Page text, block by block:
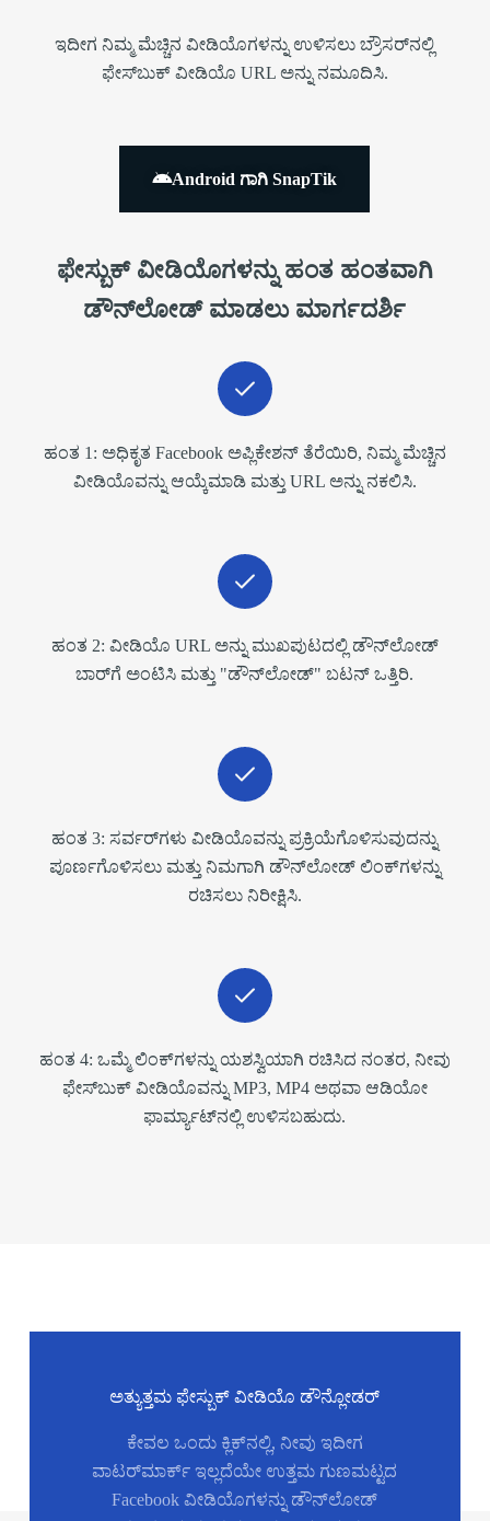
ಇದೀಗ ನಿಮ್ಮ ಮೆಚ್ಚಿನ ವೀಡಿಯೊಗಳನ್ನು ಉಳಿಸಲು ಬ್ರೌಸರ್‌ನಲ್ಲಿ
ಫೇಸ್‌ಬುಕ್ ವೀಡಿಯೊ URL ಅನ್ನು ನಮೂದಿಸಿ.
Android ಗಾಗಿ SnapTik
ಫೇಸ್ಬುಕ್ ವೀಡಿಯೊಗಳನ್ನು ಹಂತ ಹಂತವಾಗಿ
ಡೌನ್‌ಲೋಡ್ ಮಾಡಲು ಮಾರ್ಗದರ್ಶಿ
ಹಂತ 1: ಅಧಿಕೃತ Facebook ಅಪ್ಲಿಕೇಶನ್ ತೆರೆಯಿರಿ, ನಿಮ್ಮ ಮೆಚ್ಚಿನ
ವೀಡಿಯೊವನ್ನು ಆಯ್ಕೆಮಾಡಿ ಮತ್ತು URL ಅನ್ನು ನಕಲಿಸಿ.
ಹಂತ 2: ವೀಡಿಯೊ URL ಅನ್ನು ಮುಖಪುಟದಲ್ಲಿ ಡೌನ್‌ಲೋಡ್
ಬಾರ್‌ಗೆ ಅಂಟಿಸಿ ಮತ್ತು "ಡೌನ್‌ಲೋಡ್" ಬಟನ್ ಒತ್ತಿರಿ.
ಹಂತ 3: ಸರ್ವರ್‌ಗಳು ವೀಡಿಯೊವನ್ನು ಪ್ರಕ್ರಿಯೆಗೊಳಿಸುವುದನ್ನು
ಪೂರ್ಣಗೊಳಿಸಲು ಮತ್ತು ನಿಮಗಾಗಿ ಡೌನ್‌ಲೋಡ್ ಲಿಂಕ್‌ಗಳನ್ನು
ರಚಿಸಲು ನಿರೀಕ್ಷಿಸಿ.
ಹಂತ 4: ಒಮ್ಮೆ ಲಿಂಕ್‌ಗಳನ್ನು ಯಶಸ್ವಿಯಾಗಿ ರಚಿಸಿದ ನಂತರ, ನೀವು
ಫೇಸ್‌ಬುಕ್ ವೀಡಿಯೊವನ್ನು MP3, MP4 ಅಥವಾ ಆಡಿಯೋ
ಫಾರ್ಮ್ಯಾಟ್‌ನಲ್ಲಿ ಉಳಿಸಬಹುದು.
ಅತ್ಯುತ್ತಮ ಫೇಸ್ಬುಕ್ ವೀಡಿಯೊ ಡೌನ್ಲೋಡರ್
ಕೇವಲ ಒಂದು ಕ್ಲಿಕ್‌ನಲ್ಲಿ, ನೀವು ಇದೀಗ
ವಾಟರ್‌ಮಾರ್ಕ್ ಇಲ್ಲದೆಯೇ ಉತ್ತಮ ಗುಣಮಟ್ಟದ
Facebook ವೀಡಿಯೊಗಳನ್ನು ಡೌನ್‌ಲೋಡ್